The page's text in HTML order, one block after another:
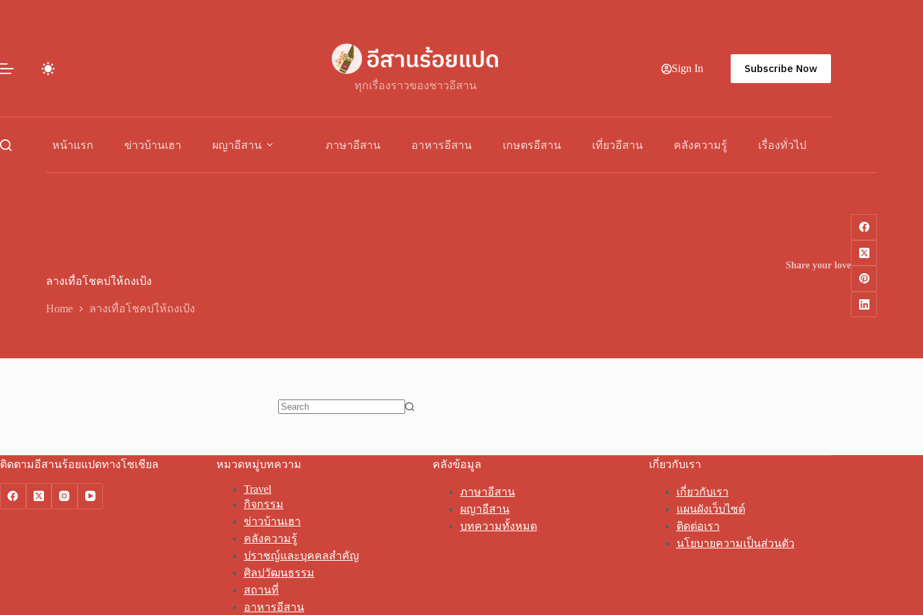
ทุกเรื่องราวของชาวอีสาน
Sign In Subscribe Now
หน้าแรก ข่าวบ้านเฮา ผญาอีสาน ภาษาอีสาน อาหารอีสาน เกษตรอีสาน เที่ยวอีสาน คลังความรู้ เรื่องทั่วไป
ลางเทื่อโชคบ่ให้ถงเป้ง
Home ลางเทื่อโชคบ่ให้ถงเป้ง
Share your love
ติดตามอีสานร้อยแปดทางโซเชียล หมวดหมู่บทความ
Travel
กิจกรรม
ข่าวบ้านเฮา
คลังความรู้
ปราชญ์และบุคคลสำคัญ
ศิลปวัฒนธรรม
สถานที่
อาหารอีสาน
คลังข้อมูล
ภาษาอีสาน
ผญาอีสาน
บทความทั้งหมด
เกี่ยวกับเรา
เกี่ยวกับเรา
แผนผังเว็บไซต์
ติดต่อเรา
นโยบายความเป็นส่วนตัว